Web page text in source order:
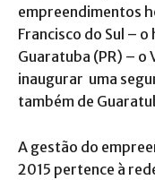
empreendimentos
Francisco do Sul –
Guaratuba (PR) – o
inaugurar uma
também de
A gestão do
2015 pertence à